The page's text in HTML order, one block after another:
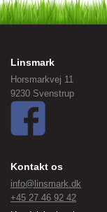
Linsmark
Horsmarkvej 11
9230 Svenstrup
Kontakt os
info@linsmark.dk
+45 27 46 92 42